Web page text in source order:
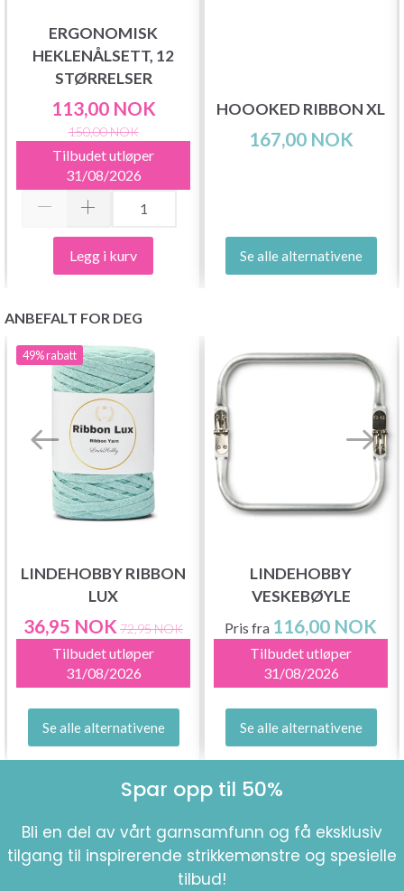
ERGONOMISK
HEKLENÅLSETT, 12
STØRRELSER
113,00 NOK
150,00 NOK
Tilbudet utløper
31/08/2026
Legg i kurv
HOOOKED RIBBON XL
167,00 NOK
Se alle alternativene
ANBEFALT FOR DEG
49%rabatt
LINDEHOBBY RIBBON
LUX
36,95 NOK 72,95 NOK
Tilbudet utløper
31/08/2026
Se alle alternativene
LINDEHOBBY
VESKEBØYLE
Pris fra 116,00 NOK
Tilbudet utløper
31/08/2026
Se alle alternativene
Spar opp til 50%
Bli en del av vårt garnsamfunn og få eksklusiv
tilgang til inspirerende strikkemønstre og spesielle
tilbud!